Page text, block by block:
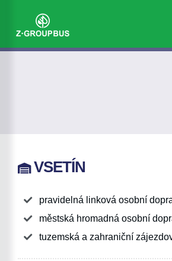
VSETÍN
pravidelná linková osobní
městská hromadná osobní
tuzemská a zahraniční